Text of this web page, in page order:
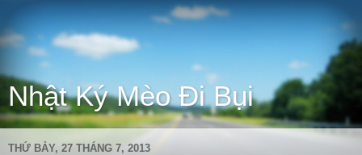
Nhật Ký Mèo Đi Bụi
THỨ BẢY, 27 THÁNG 7, 2013